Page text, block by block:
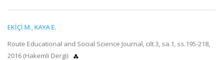
EKİÇİ M.,KAYA E.
Route Educational and Social Science Journal, cilt.3, sa.1, ss.195-218,
2016 (Hakemli Dergi)